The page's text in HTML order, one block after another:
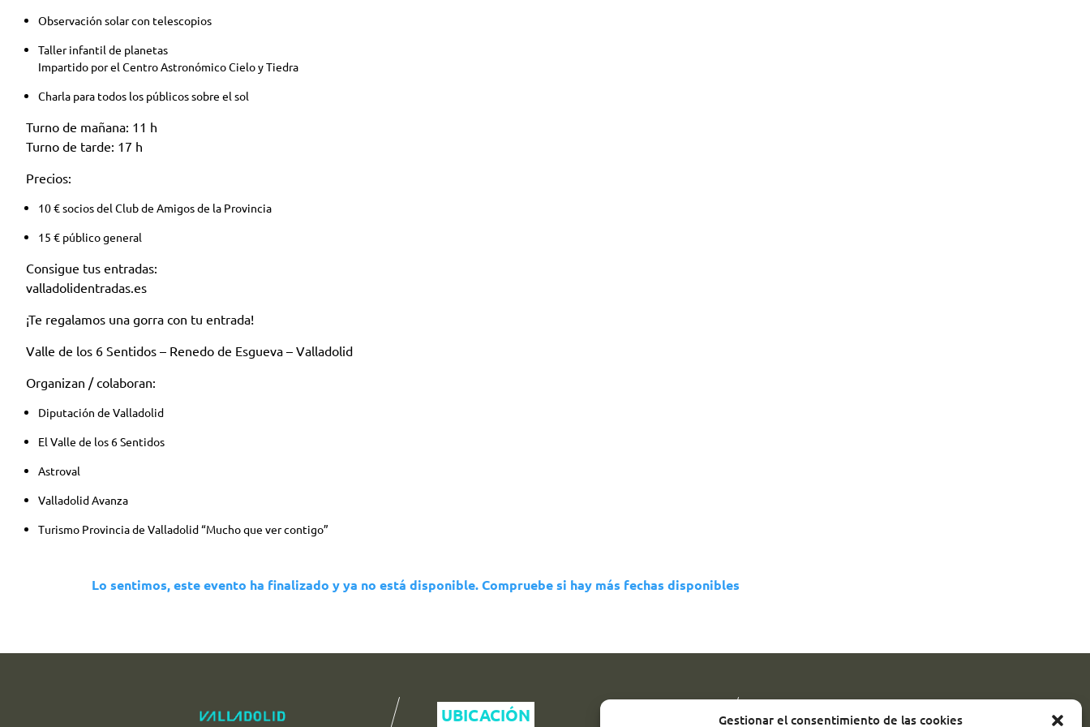
Gestionar el consentimiento de las cookies
Observación solar con telescopios
Taller infantil de planetas
Impartido por el Centro Astronómico Cielo y Tiedra
Charla para todos los públicos sobre el sol
Turno de mañana: 11 h
Turno de tarde: 17 h
Precios:
10 € socios del Club de Amigos de la Provincia
15 € público general
Consigue tus entradas:
valladolidentradas.es
¡Te regalamos una gorra con tu entrada!
Valle de los 6 Sentidos – Renedo de Esgueva – Valladolid
Organizan / colaboran:
Diputación de Valladolid
El Valle de los 6 Sentidos
Astroval
Valladolid Avanza
Turismo Provincia de Valladolid “Mucho que ver contigo”
Lo sentimos, este evento ha finalizado y ya no está disponible. Compruebe si hay más fechas disponibles
UBICACIÓN SÍGUENOS!